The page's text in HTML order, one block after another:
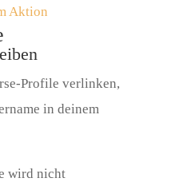
Aktion
Profile verlinken,
in deinem
wird nicht